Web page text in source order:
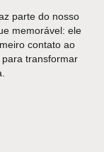
parte do nosso
memorável: ele
contato ao
transformar